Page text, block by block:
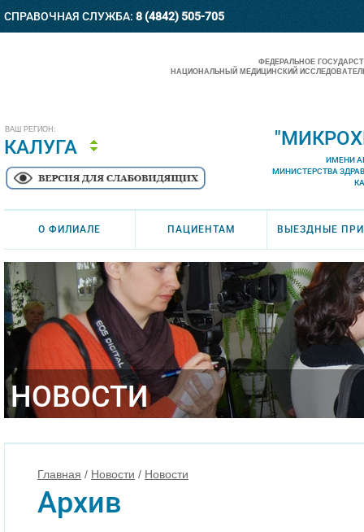
СПРАВОЧНАЯ СЛУЖБА: 8 (4842) 505-705
ВАШ РЕГИОН:
КАЛУГА
ФЕДЕРАЛЬНОЕ
НАЦИОНАЛЬНЫЙ МЕДИЦИНСКИЙ
ИМЕНИ
МИНИСТЕРСТВА
О ФИЛИАЛЕ ПАЦИЕНТАМ ВЫЕЗДНЫЕ
НОВОСТИ
Главная / Новости / Новости
Архив